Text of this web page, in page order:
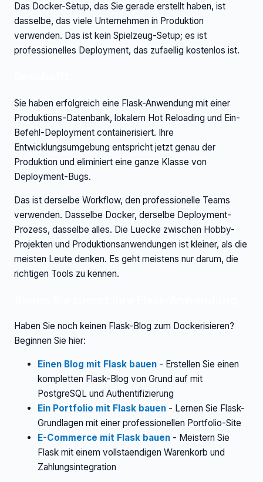
Das Docker-Setup, das Sie gerade erstellt haben, ist
dasselbe, das viele Unternehmen in Produktion
verwenden. Das ist kein Spielzeug-Setup; es ist
professionelles Deployment, das zufaellig kostenlos ist.
Sie haben erfolgreich eine Flask-Anwendung mit einer
Produktions-Datenbank, lokalem Hot Reloading und Ein-
Befehl-Deployment containerisiert. Ihre
Entwicklungsumgebung entspricht jetzt genau der
Produktion und eliminiert eine ganze Klasse von
Deployment-Bugs.
Das ist derselbe Workflow, den professionelle Teams
verwenden. Dasselbe Docker, derselbe Deployment-
Prozess, dasselbe alles. Die Luecke zwischen Hobby-
Projekten und Produktionsanwendungen ist kleiner, als die
meisten Leute denken. Es geht meistens nur darum, die
richtigen Tools zu kennen.
Haben Sie noch keinen Flask-Blog zum Dockerisieren?
Beginnen Sie hier:
Einen Blog mit Flask bauen - Erstellen Sie einen
kompletten Flask-Blog von Grund auf mit
PostgreSQL und Authentifizierung
Ein Portfolio mit Flask bauen - Lernen Sie Flask-
Grundlagen mit einer professionellen Portfolio-Site
E-Commerce mit Flask bauen - Meistern Sie
Flask mit einem vollstaendigen Warenkorb und
Zahlungsintegration